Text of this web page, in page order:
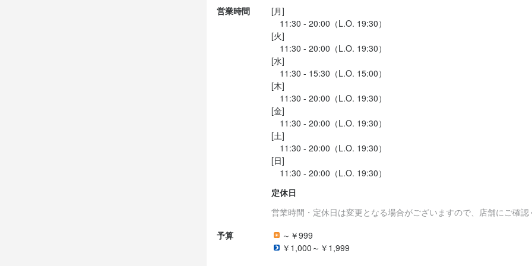
営業時間
[月]
11:30 - 20:00（L.O. 19:30）
[火]
11:30 - 20:00（L.O. 19:30）
[水]
11:30 - 15:30（L.O. 15:00）
[木]
11:30 - 20:00（L.O. 19:30）
[金]
11:30 - 20:00（L.O. 19:30）
[土]
11:30 - 20:00（L.O. 19:30）
[日]
定休日
営業時間・定休日は変更となる場合がございますので、店舗にご確認
予算
～￥999
￥1,000～￥1,999